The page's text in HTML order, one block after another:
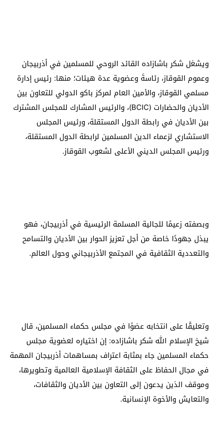
ويشغل شكر باشازاده القائد الروحي للمسلمين في أذربيجان
وعموم القوقاز، رئاسةَ وعضوية عدة هيئات؛ منها: رئيس إدارة
مسلمي القوقاز، والأمين العام لمركز باكو الدولي للتعاون بين
الأديان والحضارات (BCIC)، والرئيس المشارك للمجلس المشترك
بين الأديان في رابطة الدول المستقلة، ورئيس المجلس
الاستشاري لزعماء الدين المسلمين لرابطة الدول المستقلة،
ورئيس المجلس الديني الأعلى لشعوب القوقاز.
وبصفته زعيمًا للجالية المسلمة الرئيسية في أذربيجان، فهو
يبذل جهودًا خاصة من أجل تعزيز الحوار بين الأديان والتسامح
والتعددية الثقافية في المجتمع الأذربيجاني وحول العالم.
وتعليقًا على انتخابه عضوًا في مجلس حكماء المسلمين، قال
شيخ الإسلام الله شكر باشازاده: إن اختياره لعضوية مجلس
حكماء المسلمين جاء بمثابة اعتراف بمساهمات أذربيجان المهمة
في مجال الحفاظ على الثقافة الإسلامية العالمية وتطويرها،
وموقف الذين يدعون إلى التعاون بين الأديان والثقافات،
والتعايش والأخوة الإنسانية.